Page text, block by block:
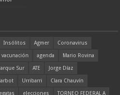
Insólitos Agmer
Coronavirus
vacunación agenda
Mario Rovina
Sur ATE
Jorge Díaz
Urribarri
Clara Chauvín
elecciones
TORNEO FEDERAL A